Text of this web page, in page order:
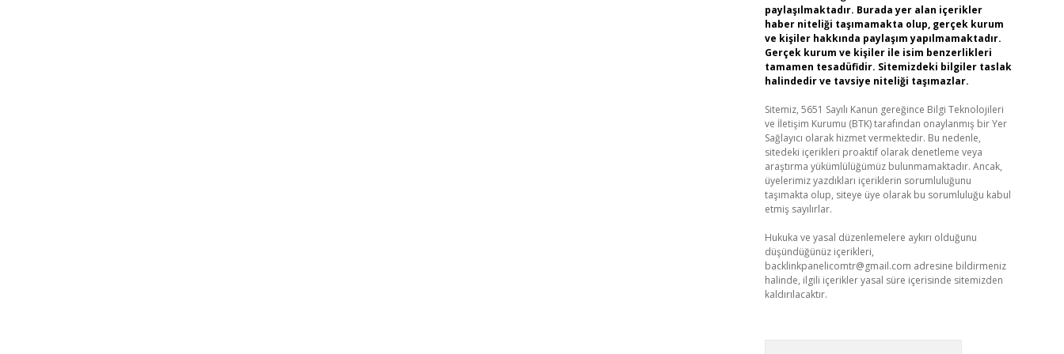
paylaşılmaktadır. Burada yer alan içerikler
haber niteliği taşımamakta olup, gerçek kurum
ve kişiler hakkında paylaşım yapılmamaktadır.
Gerçek kurum ve kişiler ile isim benzerlikleri
tamamen tesadüfidir. Sitemizdeki bilgiler taslak
halindedir ve tavsiye niteliği taşımazlar.
Sitemiz, 5651 Sayılı Kanun gereğince Bilgi Teknolojileri
ve İletişim Kurumu (BTK) tarafından onaylanmış bir Yer
Sağlayıcı olarak hizmet vermektedir. Bu nedenle,
sitedeki içerikleri proaktif olarak denetleme veya
araştırma yükümlülüğümüz bulunmamaktadır. Ancak,
üyelerimiz yazdıkları içeriklerin sorumluluğunu
taşımakta olup, siteye üye olarak bu sorumluluğu kabul
etmiş sayılırlar.
Hukuka ve yasal düzenlemelere aykırı olduğunu
düşündüğünüz içerikleri,
backlinkpanelicomtr@gmail.com adresine bildirmeniz
halinde, ilgili içerikler yasal süre içerisinde sitemizden
kaldırılacaktır.